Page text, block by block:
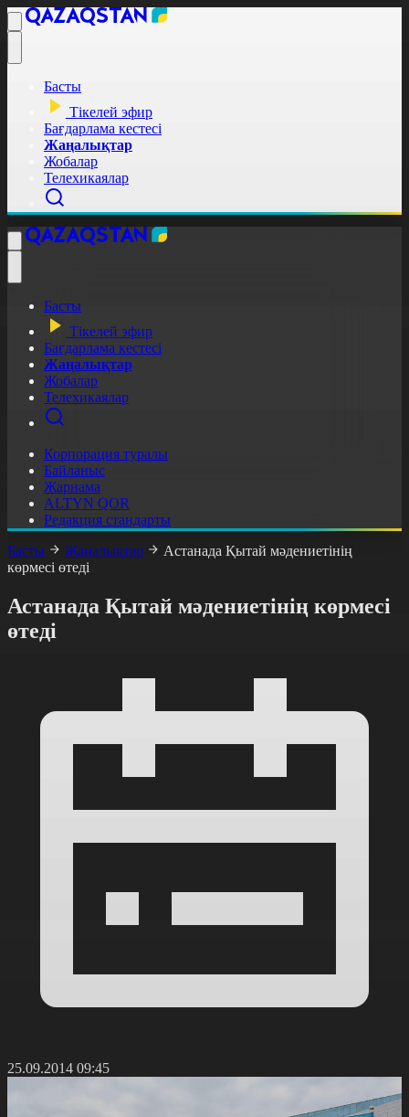
Басты
Тікелей эфир
Бағдарлама кестесі
Жаңалықтар
Жобалар
Телехикаялар
Басты
Тікелей эфир
Бағдарлама кестесі
Жаңалықтар
Жобалар
Телехикаялар
Корпорация туралы
Байланыс
Жарнама
ALTYN QOR
Редакция стандарты
Басты
Жаңалықтар
Астанада Қытай мәдениетінің
көрмесі өтеді
Астанада Қытай мәдениетінің көрмесі
өтеді
25.09.2014 09:45